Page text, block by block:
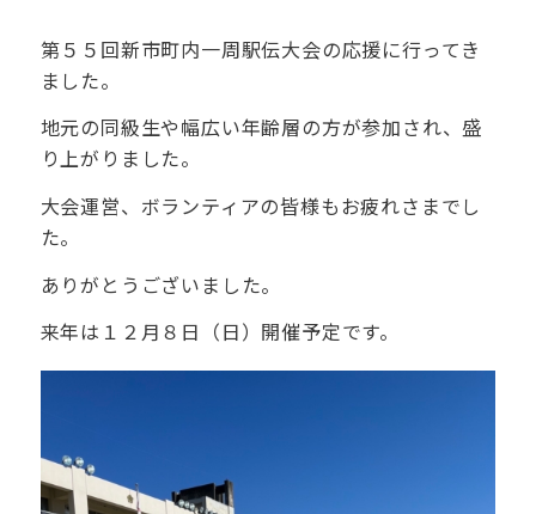
第５５回新市町内一周駅伝大会の応援に行ってき
ました。
地元の同級生や幅広い年齢層の方が参加され、盛
り上がりました。
大会運営、ボランティアの皆様もお疲れさまでし
た。
ありがとうございました。
来年は１２月８日（日）開催予定です。